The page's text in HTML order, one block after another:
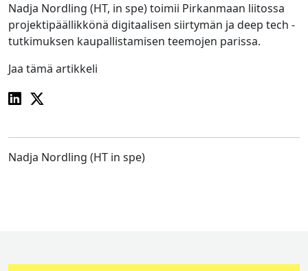
Nadja Nordling (HT, in spe) toimii Pirkanmaan liitossa
projektipäällikkönä digitaalisen siirtymän ja deep tech -
tutkimuksen kaupallistamisen teemojen parissa.
Jaa tämä artikkeli
Nadja Nordling (HT in spe)